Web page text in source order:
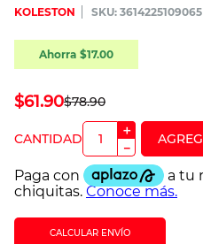
KOLESTON :3614225109065
Ahorra $17.00
$78.90
$61.90
＋
－
CALCULAR ENVÍO